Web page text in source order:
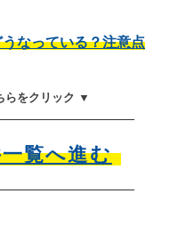
なっている？注意点
らをクリック ▼
覧へ進む